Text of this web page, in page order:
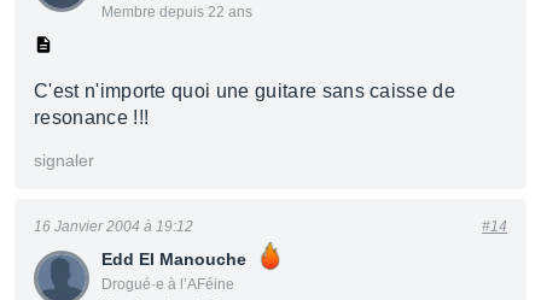
Membre depuis 22 ans
C'est n'importe quoi une guitare sans caisse de
resonance !!!
signaler
Edd El Manouche
Drogué·e à l’AFéine
16 Janvier 2004 à 19:12 #14